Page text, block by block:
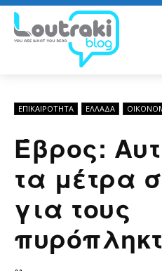
ΕΠΙΚΑΙΡΟΤΗΤΑ ΕΛΛΆΔΑ
Έβρος:
τα μέτρα
για τους